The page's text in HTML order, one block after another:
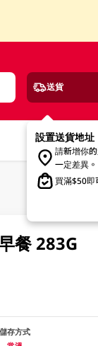
送貨
設置送貨地址
請新增你
一定差異。
買滿$50即
餐 283G
儲存方式